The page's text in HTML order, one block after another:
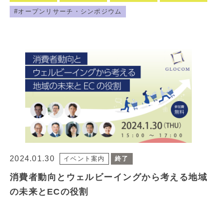
オープンリサーチ・シンポジウム
2024.01.30 イベント案内 終了
消費者動向とウェルビーイングから考える地域
の未来とECの役割